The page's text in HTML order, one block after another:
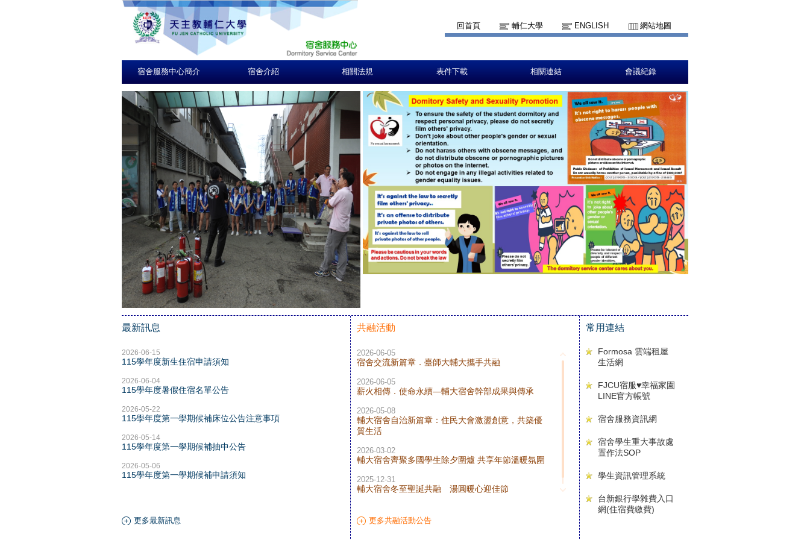
回首頁 輔仁大學 ENGLISH 網站地圖
宿舍服務中心簡介 宿舍介紹 相關法規 表件下載 相關連結 會議紀錄
最新訊息
2026-06-15
115學年度新生住宿申請須知
2026-06-04
115學年度暑假住宿名單公告
2026-05-22
115學年度第一學期候補床位公告注意事項
2026-05-14
115學年度第一學期候補抽中公告
2026-05-06
115學年度第一學期候補申請須知
更多最新訊息
共融活動
2026-06-05
宿舍交流新篇章．臺師大輔大攜手共融
2026-06-05
薪火相傳．使命永續—輔大宿舍幹部成果與傳承
2026-05-08
輔大宿舍自治新篇章：住民大會激盪創意，共築優
質生活
2026-03-02
輔大宿舍齊聚多國學生除夕圍爐 共享年節溫暖氛圍
2025-12-31
輔大宿舍冬至聖誕共融 湯圓暖心迎佳節
更多共融活動公告
常用連結
Formosa 雲端租屋
生活網
FJCU宿服♥幸福家園
LINE官方帳號
宿舍服務資訊網
宿舍學生重大事故處
置作法SOP
學生資訊管理系統
台新銀行學雜費入口
網(住宿費繳費)